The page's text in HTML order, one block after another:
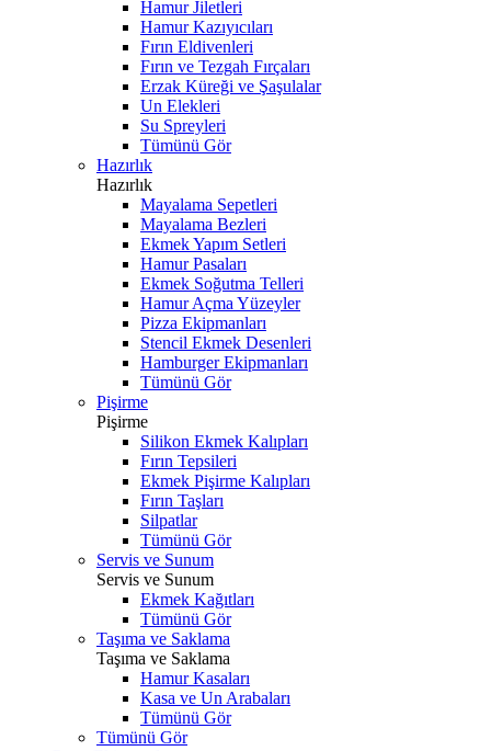
Hamur Jiletleri
Hamur Kazıyıcıları
Fırın Eldivenleri
Fırın ve Tezgah Fırçaları
Erzak Küreği ve Şaşulalar
Un Elekleri
Su Spreyleri
Tümünü Gör
Hazırlık
Hazırlık
Mayalama Sepetleri
Mayalama Bezleri
Ekmek Yapım Setleri
Hamur Pasaları
Ekmek Soğutma Telleri
Hamur Açma Yüzeyler
Pizza Ekipmanları
Stencil Ekmek Desenleri
Hamburger Ekipmanları
Tümünü Gör
Pişirme
Pişirme
Silikon Ekmek Kalıpları
Fırın Tepsileri
Ekmek Pişirme Kalıpları
Fırın Taşları
Silpatlar
Tümünü Gör
Servis ve Sunum
Servis ve Sunum
Ekmek Kağıtları
Tümünü Gör
Taşıma ve Saklama
Taşıma ve Saklama
Hamur Kasaları
Kasa ve Un Arabaları
Tümünü Gör
Tümünü Gör